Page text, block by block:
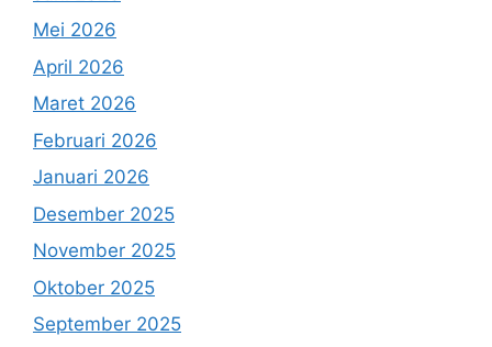
Mei 2026
April 2026
Maret 2026
Februari 2026
Januari 2026
Desember 2025
November 2025
Oktober 2025
September 2025